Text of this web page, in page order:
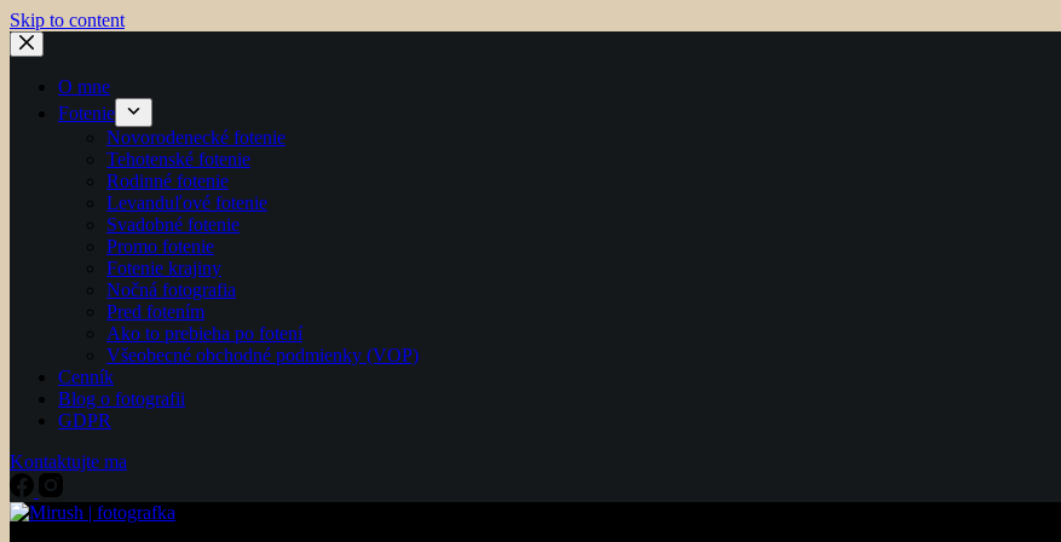
Skip to content
O mne
Fotenie
Novorodenecké fotenie
Tehotenské fotenie
Rodinné fotenie
Levanduľové fotenie
Svadobné fotenie
Promo fotenie
Fotenie krajiny
Nočná fotografia
Pred fotením
Ako to prebieha po fotení
Všeobecné obchodné podmienky (VOP)
Cenník
Blog o fotografii
GDPR
Kontaktujte ma